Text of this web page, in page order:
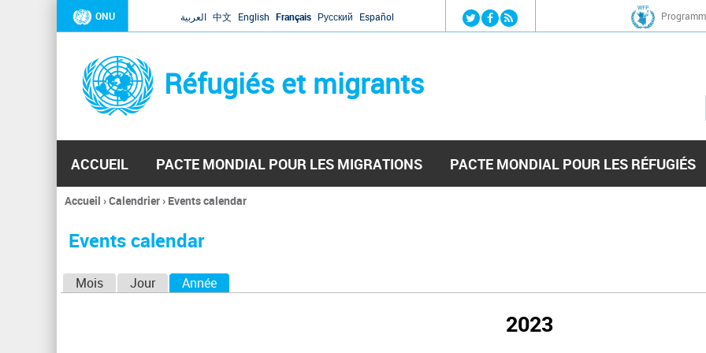
Jump to navigation
ONU العربية 中文 English Français Русский Español
Réfugiés et migrants
ACCUEIL PACTE MONDIAL POUR LES MIGRATIONS PACTE MONDIAL POUR LES RÉFUGIÉS
Vous
ici
Accueil ›Calendrier› Events calendar
Events calendar
Mois Jour Année
2023